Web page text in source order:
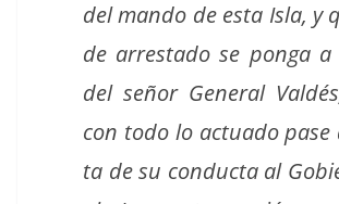
del man­do de esta Isla, y
de arresta­do se pon­ga a
del señor Gen­er­al
con todo lo actu­a­do
ta de su con­duc­ta al